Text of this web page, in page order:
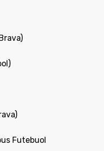
Futebuol